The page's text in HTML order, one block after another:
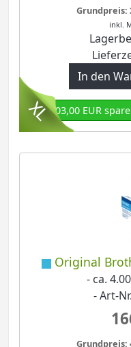
Grundpreis:
inkl.
In den
103,00 EUR
Original
- ca.
- Art-
Grundpreis: